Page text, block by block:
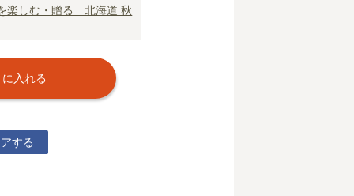
楽しむ・贈る 北海道 秋
入れる
する